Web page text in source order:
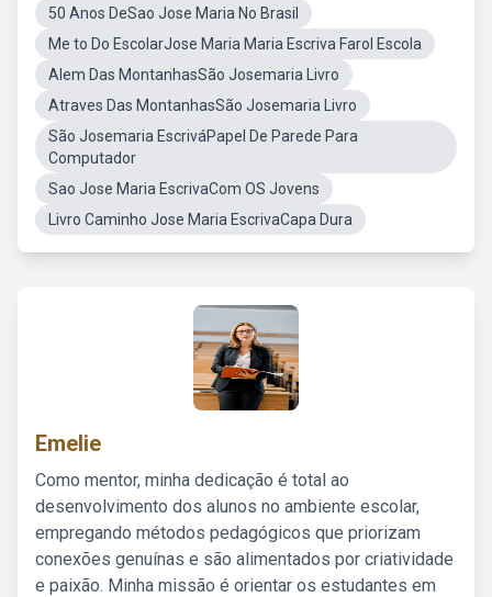
50 Anos DeSao Jose Maria No Brasil
Me to Do EscolarJose Maria Maria Escriva Farol Escola
Alem Das MontanhasSão Josemaria Livro
Atraves Das MontanhasSão Josemaria Livro
São Josemaria EscriváPapel De Parede Para
Computador
Sao Jose Maria EscrivaCom OS Jovens
Livro Caminho Jose Maria EscrivaCapa Dura
Emelie
Como mentor, minha dedicação é total ao
desenvolvimento dos alunos no ambiente escolar,
empregando métodos pedagógicos que priorizam
conexões genuínas e são alimentados por criatividade
e paixão. Minha missão é orientar os estudantes em